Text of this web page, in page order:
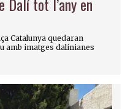
Catalunya quedaran
amb imatges dalinianes